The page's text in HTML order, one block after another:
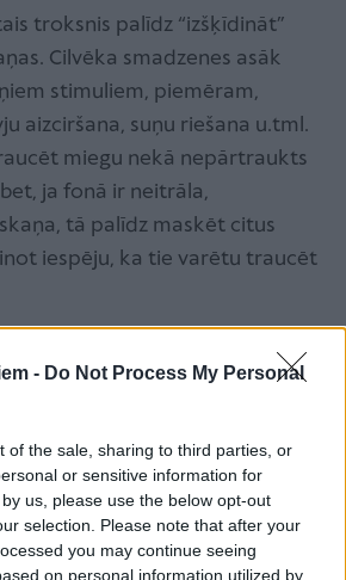
- Do Not Process My Personal
of the sale, sharing to third parties, or
or sensitive information for
us, please use the below opt-out
selection. Please note that after your
you may continue seeing
on personal information utilized by
troksnis palīdz “izšķīdināt”
Cilvēka smadzenes asāk
stimuliem, piemēram,
aizciršana, suņu riešana u.tml.
miegu nekā nepārtraukts
ja fonā ir neitrāla,
tā palīdz maskēt citus
iespēju, ka tie varētu traucēt
ka mierīgas, neitrālas
un palīdz nomierināt prātu. Tas ir
lai maskētu fona skaņas,
lai uzturētu nomodu, līdz
nomierināties un vieglāk iemigt.